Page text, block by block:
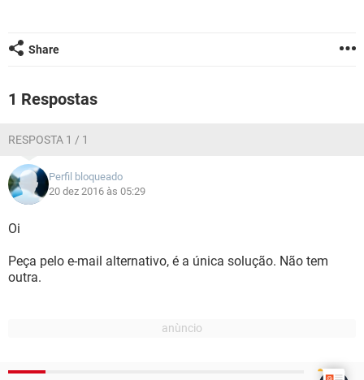
Share
1 Respostas
RESPOSTA 1 / 1
Perfil bloqueado
20 dez 2016 às 05:29
Oi
Peça pelo e-mail alternativo, é a única solução. Não tem
outra.